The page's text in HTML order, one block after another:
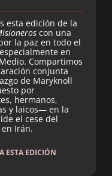
esta edición de la
con una
la paz en todo el
en
Compartimos
conjunta
de Maryknoll
por
hermanos,
y laicos— en la
el cese del
Irán.
ESTA EDICIÓN